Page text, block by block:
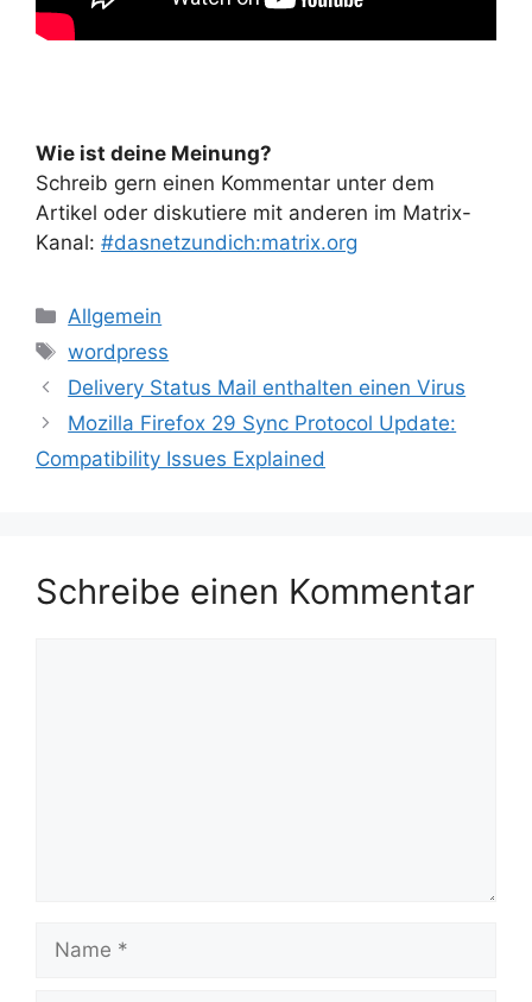
Wie ist deine Meinung?
Schreib gern einen Kommentar unter dem
Artikel oder diskutiere mit anderen im Matrix-
Kanal: #dasnetzundich:matrix.org
Kategorien
Allgemein
Schlagwörter
wordpress
Delivery Status Mail enthalten einen Virus
Mozilla Firefox 29 Sync Protocol Update:
Compatibility Issues Explained
Schreibe einen Kommentar